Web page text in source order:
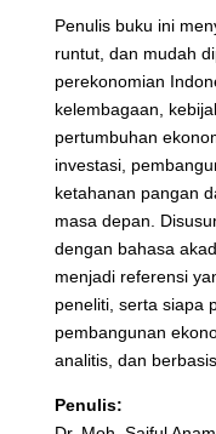
Penulis buku ini
runtut, dan mudah
perekonomian
kelembagaan,
pertumbuhan
investasi,
ketahanan pangan
masa depan.
dengan bahasa
menjadi referensi
peneliti, serta siapa
pembangunan
analitis, dan
Penulis: